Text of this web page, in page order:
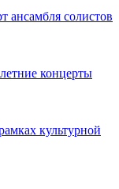
ансамбля солистов
концерты
культурной